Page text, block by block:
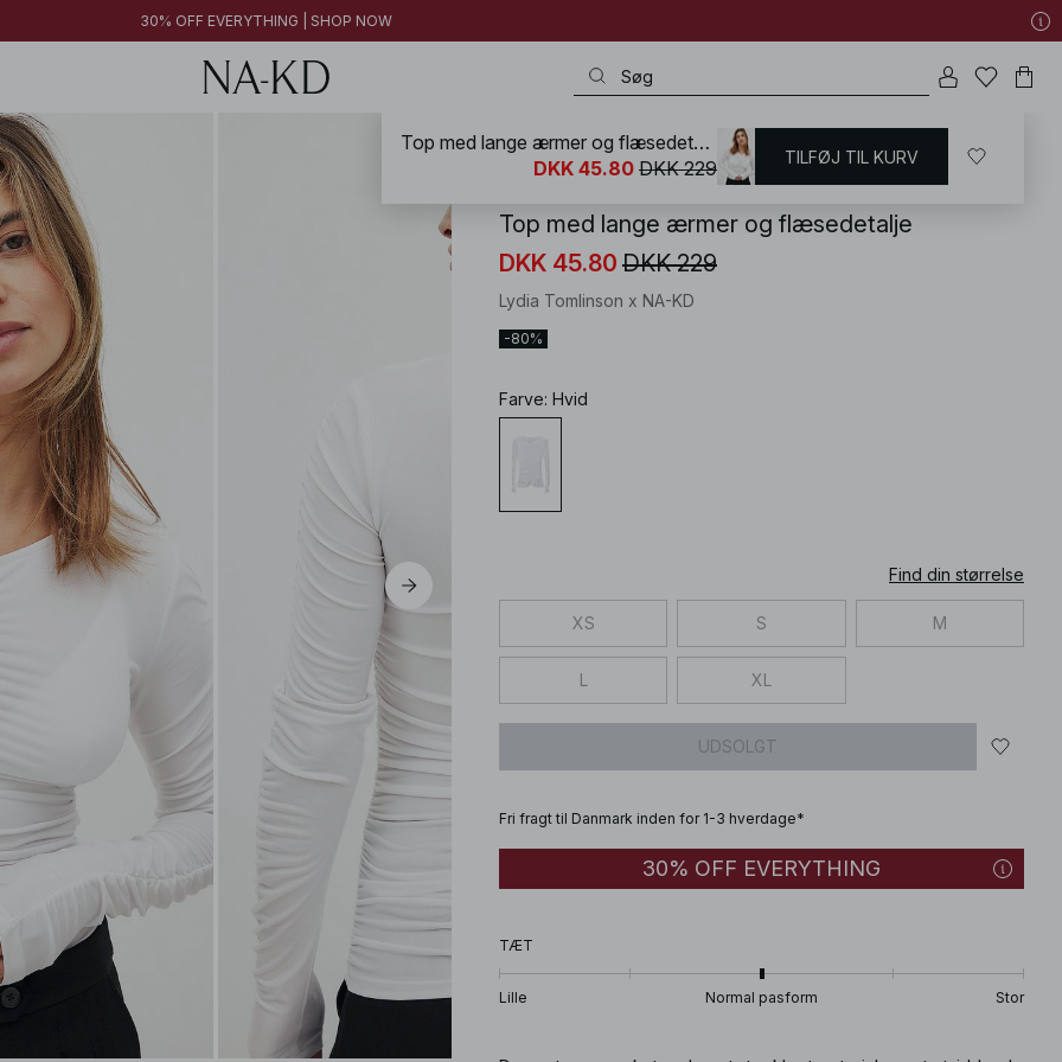
FINAL SALE | SHOP NOW
FINAL SALE | SHOP NOW
30% OFF EVERYTHING | SHOP NOW
NA-KD / T-shirts og Toppe / Rynkede toppe
Top med lange ærmer og flæsedetalje
DKK 45.80 DKK 229
Lydia Tomlinson x NA-KD
-80%
Farve: Hvid
Find din størrelse
XS S M
L XL
UDSOLGT
Fri fragt til Danmark inden for 1-3 hverdage*
30% OFF EVERYTHING
TÆT
Lille Normal pasform Stor
Top med lange ærmer og flæsedetalje
DKK 45.80 DKK 229 TILFØJ TIL KURV